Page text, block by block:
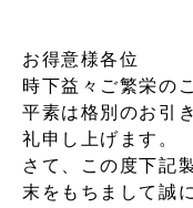
お得意様各位
時下益々ご繁栄の
平素は格別のお引
礼申し上げます。
さて、この度下記
末をもちまして誠